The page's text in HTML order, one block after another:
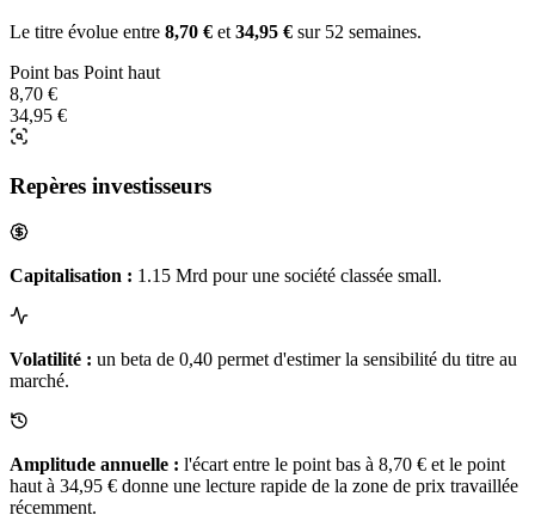
Le titre évolue entre 8,70 € et 34,95 € sur 52 semaines.
Point bas Point haut
8,70 €
34,95 €
Repères investisseurs
Capitalisation : 1.15 Mrd pour une société classée small.
Volatilité : un beta de 0,40 permet d'estimer la sensibilité du titre au
marché.
Amplitude annuelle : l'écart entre le point bas à 8,70 € et le point
haut à 34,95 € donne une lecture rapide de la zone de prix travaillée
récemment.